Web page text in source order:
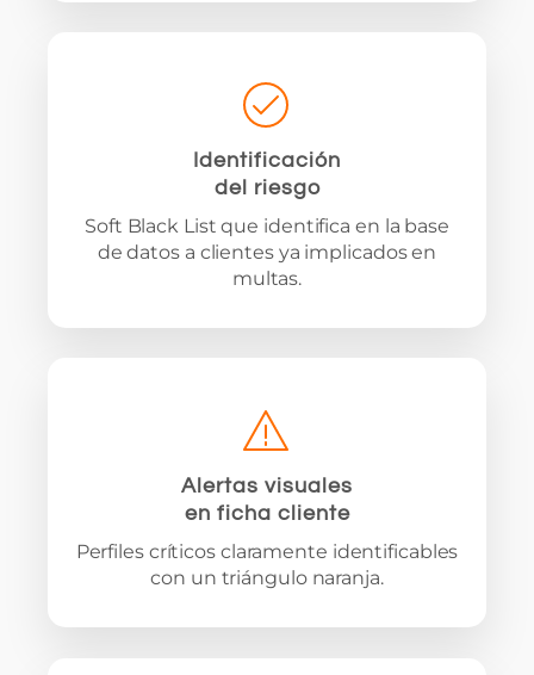
Identificación
del riesgo
Soft Black List que identifica en la base
de datos a clientes ya implicados en
multas.
Alertas visuales
en ficha cliente
Perfiles críticos claramente identificables
con un triángulo naranja.